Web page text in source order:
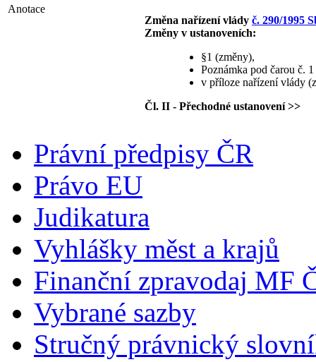
Anotace
Změna nařízení vlády č. 290/1995
Změny v ustanoveních:
§1 (změny),
Poznámka pod čarou č.
v příloze nařízení vlády
Čl. II - Přechodné ustanovení >>
Právní předpisy ČR
Právo EU
Judikatura
Vyhlášky měst a krajů
Finanční zpravodaj MF
Vybrané sazby
Stručný právnický